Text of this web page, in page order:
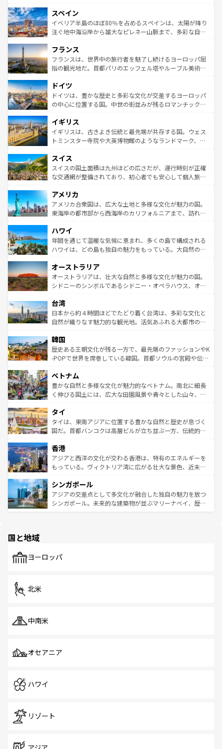
ろん、トスカーナの美しい田園風景やアマルフィ海岸の絶
景など、自然景観も見逃せない。観光の合間には、本場の
ピザやパスタなど、絶品のイタリア料理を堪能することも
ませてくれるイタリアで、忘れられない旅をしてみよう！
なお、新着のイタリア情報はコンテンツ一覧 を参照してほ
しい。
スペイン
イベリア半島のほぼ80％を占めるスペインは、太陽が降り
注ぐ地中海沿岸から雄大なピレネー山脈まで、多彩な自然
文化が根付くこの国では、情熱的なフラメンコ、熱気あふ
れる闘牛、そして美味しいタパスが生活の一部となってい
る。首都マドリードの洗練された雰囲気や、バルセロナの
の城塞都市、穏やかなビーチリゾートまで多彩な表情を見
せる。地方によって風土や気候が異なるスペインはその個
性で訪れる人を魅了する。 なお、新着のスペイン情報はコ
フランス
フランスは、世界中の旅行者を魅了し続けるヨーロッパ屈
指の観光地だ。首都パリのエッフェル塔やルーブル美術館
で、幅広い魅力が詰まっている。華麗な宮殿、歴史的な大
聖堂、美しいビーチ、そして豊かな自然が、訪れる者を心
から魅了する。また、フランスは美食の国としても知ら
いる。シャンパンの発祥地であるランス、プロヴァンスの
香り高いラベンダー畑など、多彩な楽しみ方が可能だ。さ
らに、パリ以外の地域にも魅力が溢れており、どの街角に
れる地方に足を運ぶとそれぞれで全く異なる文化を体験で
きるだろう。 なお、新着のフランス情報はコンテンツ一覧
を参照してほしい。
ドイツ
ドイツは、豊かな歴史と多彩な文化が交差するヨーロッパ
の中心に位置する国。中世の街並みが残るロマンチック街
顔を持つこの国は、どこを歩いても飽きることがない。ベ
ルリンの文化的活気、バイエルン州のアルプスの絶景、そ
してライン川沿いのワイン畑といった風景は必見。ビール
は、お酒好きな人にはぜひ体験してほしい。 なお、新着の
ドイツ情報はコンテンツ一覧を参照してほしい。
イギリス
イギリスは、古きよき伝統と最先端が共存する国。ウェス
トミンスター寺院や大英博物館のようなランドマーク、歴
リアごとに異なる魅力がある。また、優雅なアフタヌーン
ティー、ビール好きにはたまらない英国パブ、サッカー観
戦など、本場だからこそできる体験も豊富。イギリスを旅
ンツ一覧を参照してほしい。
スイス
スイスの国土面積は九州ほどの広さだが、運行時刻が正確
な交通網が整備されており、初心者でも安心して個人旅行
の建物がそのまま残る町や、スイスならではのユニークな
博物館もあり、アルプス観光だけでなく町歩きも満喫する
ことができる。国民の所得が高いため物価も高いが、旅行
ば市内交通費無料で観光を楽しむこともできる。 なお、新
着のスイス情報はコンテンツ一覧 を参照してほしい。
アメリカ
アメリカ合衆国は、広大な土地と多様な文化が魅力の国。
東海岸の都市部から西海岸のカリフォルニアまで、訪れる
のような巨大都市は、観光、ショッピング、エンターテイ
ンメントが詰まった刺激的なスポットだ。一方、アメリカ
西部には大自然が広がり、グランドキャニオンやイエロー
部のニューオーリンズでは、音楽と美食が融合した独特の
文化が魅力。旅行者はアメリカの各地域で異なる魅力を楽
しみながら、その多様性と豊かな歴史を感じることができ
ならではの贅沢な旅のスタイルだ。 なお、新着のアメリカ
情報はコンテンツ一覧を参照してほしい。
ハワイ
年間を通じて温暖な気候に恵まれ、多くの島で構成される
ハワイは、どの島も独自の魅力をもっている。大自然の神
ワイ島は見逃せない。また、定番の観光地といえばオアフ
島だが、静かな自然を求めるならマウイ島やカウアイ島が
おすすめ。エメラルドグリーンに輝く海をはじめ、豊かな
れるおもてなしの心で訪れる人々を迎えてくれるハワイの
人々、おいしいローカルフードやハワイアンミュージッ
ク、伝統的なフラダンスなど、すべてがハワイの魅力を彩
ワイを、存分に味わってほしい。 なお、新着のハワイ情報
はコンテンツ一覧を参照してほしい。
オーストラリア
オーストラリアは、壮大な自然と多様な文化が魅力の国。
シドニーのシンボルであるシドニー・オペラハウス、オー
リアリーフや大陸中央部にそびえるウルル（エアーズロッ
ク）、タスマニアの美しい原生林やケアンズの熱帯雨林な
ど、見どころがたくさん。また、カフェやワイン、オージ
いる。アクティビティも充実しており、サーフィンやダイ
ビング、ハイキングなど、アウトドア好きにはたまらな
い。オーストラリアの多彩な魅力を存分に味わいつくそ
参照してほしい。
台湾
日本から約４時間ほどでたどり着く台湾は、多彩な文化と
自然が織りなす魅力的な観光地。活気あふれる大都市の台
ン）、静ひつな山岳地帯である台湾東部など、都市の喧騒
と山間の静けさが共存しており、訪れる人に新しい発見と
驚きをもたらしてくれる。また、奥深い台湾の食文化も魅
容にもいいと評判のスイーツなど、バラエティ豊かな料理
が味わえる。 なお、新着の台湾情報は コンテンツ一覧を参
照してほしい。
韓国
歴史ある王朝文化が残る一方で、最先端のファッションやK
-POPで世界を席巻している韓国。首都ソウルの宮殿や伝統
き、地方に足を延ばせば四季折々の自然美を楽しむことが
できる。そして、キムチや焼肉、絶品のストリートフード
まで、さまざまな韓国料理が待っている。夜には、韓国な
リティに包まれながら、韓国の多彩な魅力を心ゆくまで味
わってみてほしい。 なお、新着の韓国情報はコンテンツ一
覧を参照してほしい。
ベトナム
豊かな自然と多様な文化が魅力的なベトナム。南北に細長
く伸びる国土には、広大な田園風景や青々とした山々、世
急速な発展と共に伝統が息づく。ハノイの古い町並みやホ
ーチミン市のフランス統治時代の建物も、独特の雰囲気を
醸し出している。また、バラエティの豊かさとおいしさで
とつ。フォーやバインミー、ベトナムコーヒーなどは、ぜ
ひ現地で味わいたい。どの地域を訪れてもあたたかい人々
が旅行者を迎えてくれるので、きっと忘れられない旅にな
参照してほしい。
タイ
タイは、東南アジアに位置する豊かな自然と歴史が息づく
国だ。首都バンコクは高層ビルが立ち並ぶ一方、伝統的な
の活気が交差している。北部ではチェンマイなどの山岳地
帯で自然と触れ合い、南部ではプーケットやクラビの美し
いビーチでリゾート気分を楽しむことができる。タイ料理
激する。気候は一年中温暖で、どの季節にも異なる楽しみ
が待っている。親しみやすいタイの人々、仏教を中心とし
た文化、そして多様な観光資源が、訪れる旅人を魅了し続
香港
アジアと西洋の文化が交わる香港は、特有のエネルギーを
もっている。ヴィクトリア湾に広がる壮大な景色、近未来
み、どこを訪れても感動するはず。観光スポットが密集し
ており、効率よく見どころを回れるのも魅力。息をのむよ
うな絶景から文化的な体験まで、香港を存分に楽しみ尽く
シンガポール
アジアの交差点として多文化が融合した独自の魅力を放つ
シンガポール。未来的な建築物が並ぶマリーナベイ、歴史
で、ホーカーズは地元の風情を楽しめる外せないスポット
国と地域
ヨーロッパ
北米
中南米
オセアニア
ハワイ
リゾート